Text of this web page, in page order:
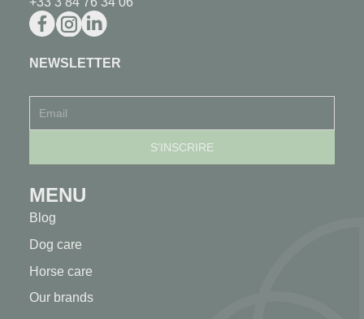
NEWSLETTER
MENU
Blog
Dog care
Horse care
Our brands